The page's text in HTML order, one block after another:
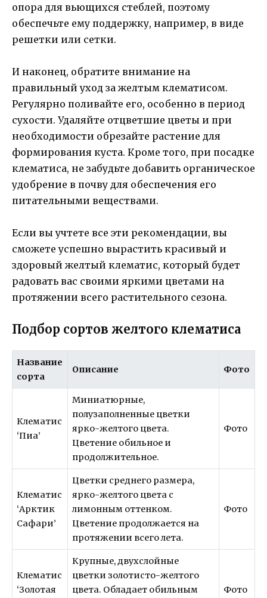
опора для вьющихся стеблей, поэтому
обеспечьте ему поддержку, например, в виде
решетки или сетки.
И наконец, обратите внимание на
правильный уход за желтым клематисом.
Регулярно поливайте его, особенно в период
сухости. Удаляйте отцветшие цветы и при
необходимости обрезайте растение для
формирования куста. Кроме того, при посадке
клематиса, не забудьте добавить органическое
удобрение в почву для обеспечения его
питательными веществами.
Если вы учтете все эти рекомендации, вы
сможете успешно вырастить красивый и
здоровый желтый клематис, который будет
радовать вас своими яркими цветами на
протяжении всего растительного сезона.
Подбор сортов желтого клематиса
Название
сорта
Описание Фото
Клематис
‘Пиа’
Миниатюрные,
полузаполненные цветки
ярко-желтого цвета.
Цветение обильное и
продолжительное.
Фото
Клематис
‘Арктик
Сафари’
Цветки среднего размера,
ярко-желтого цвета с
лимонным оттенком.
Цветение продолжается на
протяжении всего лета.
Фото
Клематис
‘Золотая
Крупные, двухслойные
цветки золотисто-желтого
цвета. Обладает обильным
Фото